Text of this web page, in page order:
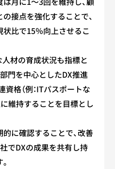
接点を強化することで、
比で15％向上させるこ
人材の育成状況も指標と
門を中心としたDX推進
格（例：ITパスポートな
維持することを目標とし
に確認することで、改善
でDXの成果を共有し持